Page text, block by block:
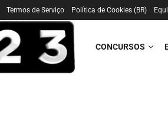
Termos de Serviço Política de Cookies (BR)
CONCURSOS